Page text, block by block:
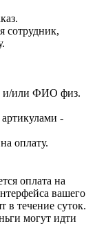
сотрудник,
и/или ФИО физ.
-
оплату.
оплата на
вашего
в течение суток.
могут идти